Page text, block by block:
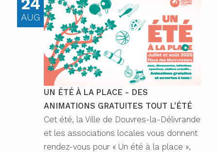
24
AUG
UN ÉTÉ À LA PLACE - DES
ANIMATIONS GRATUITES TOUT L'ÉTÉ
Cet été, la Ville de Douvres-la-Délivrande
et les associations locales vous donnent
rendez-vous pour « Un été à la place »,